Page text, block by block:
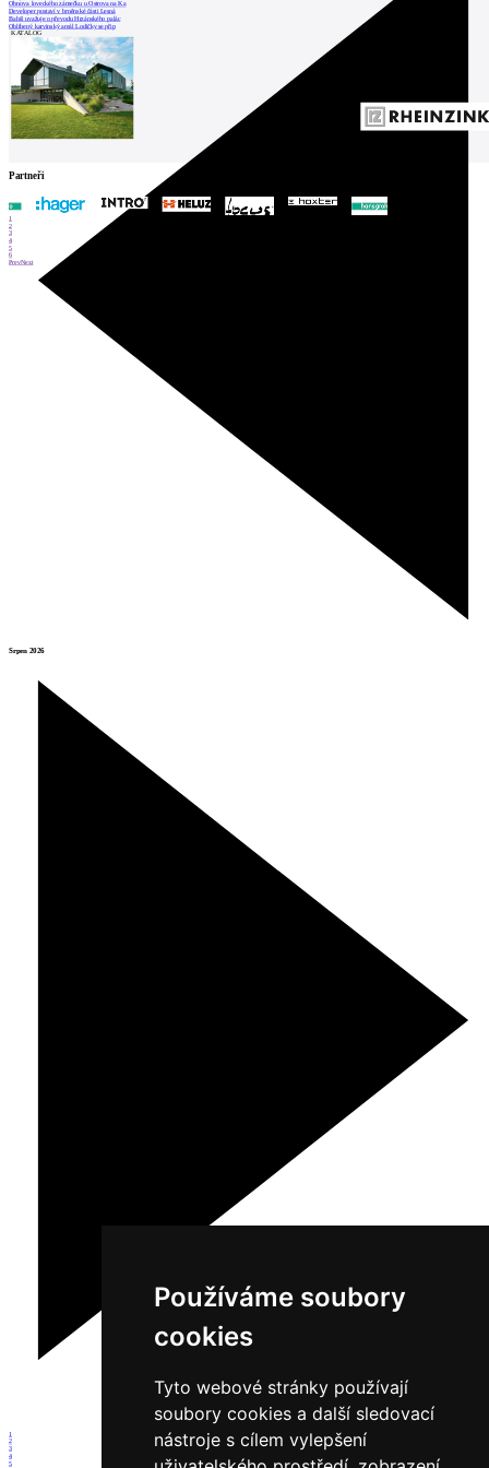
Používáme soubory
cookies
Tyto webové stránky používají
soubory cookies a další sledovací
nástroje s cílem vylepšení
Srpen 2026
1
2
3
4
5
Obnova loveckého zámečku u Ostrova na Ka
Developer postaví v brněnské části Lesná
Babiš uvažuje o převodu Hrzánského palác
Oblíbený karvinský areál Lodičky se přip
KATALOG
Partneři
1
2
3
4
5
6
PrevNext